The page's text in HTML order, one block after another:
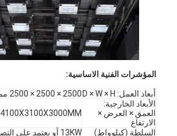
حولنا
جولة في المصنع
مراقبة الجودة
اتصل بنا
أخبار
المؤشرات الفنية الاساسية:
أبعاد العمل: D × W × H
2500 × 2500 × 2500 مم ، يمكن تخصيصها
الأبعاد الخارجية:
العمق × العرض ×
الارتفاع
4100X3100X3000MM ، يمكن تخصيصها
السلطة (كيلوواط) 13KW أو يعتمد على التصميم النهائي